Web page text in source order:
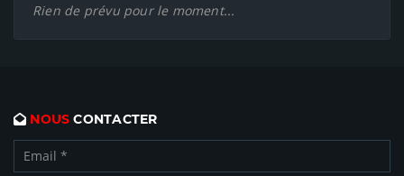
Rien de prévu pour le moment...
NOUS CONTACTER